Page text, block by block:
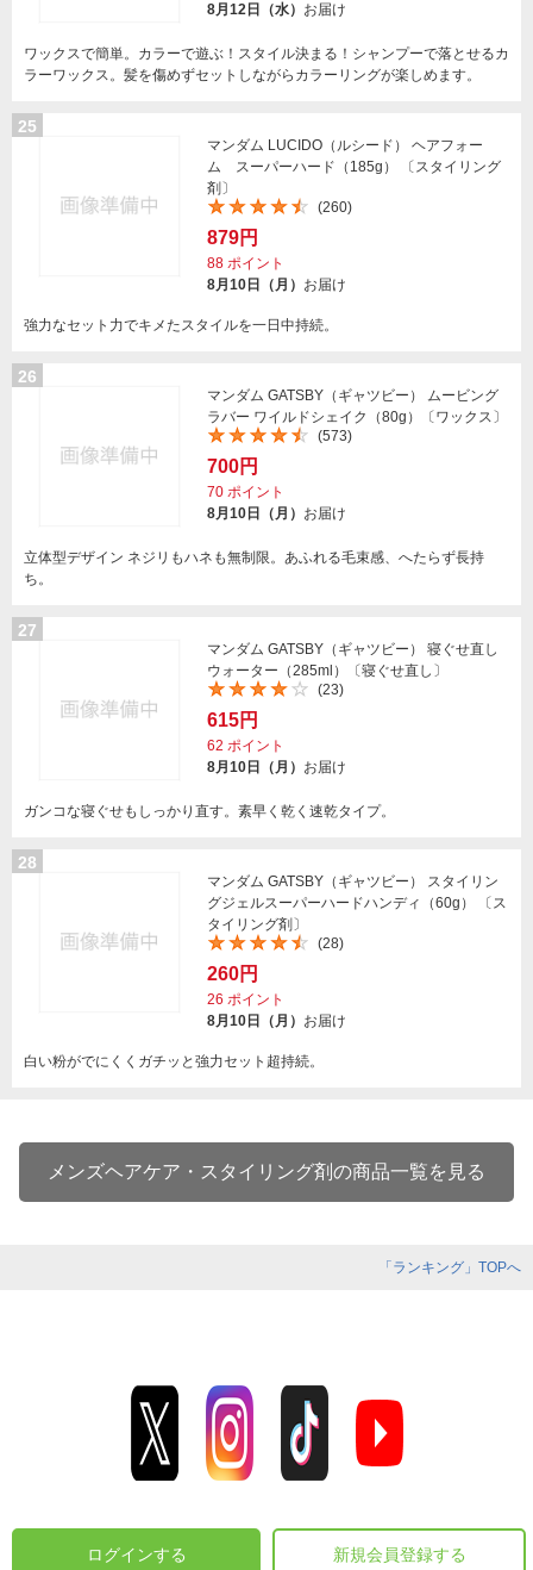
8月12日（水） お届け
ワックスで簡単。カラーで遊ぶ！スタイル決まる！シャンプーで落とせるカ
ラーワックス。髪を傷めずセットしながらカラーリングが楽しめます。
25
マンダム LUCIDO（ルシード） ヘアフォー
ム スーパーハード（185g） 〔スタイリング
剤〕
(260)
879円
88 ポイント
8月10日（月） お届け
強力なセット力でキメたスタイルを一日中持続。
26
マンダム GATSBY（ギャツビー） ムービング
ラバー ワイルドシェイク（80g）〔ワックス〕
(573)
700円
70 ポイント
8月10日（月） お届け
立体型デザイン ネジリもハネも無制限。あふれる毛束感、へたらず長持
ち。
27
マンダム GATSBY（ギャツビー） 寝ぐせ直し
ウォーター（285ml）〔寝ぐせ直し〕
(23)
615円
62 ポイント
8月10日（月） お届け
ガンコな寝ぐせもしっかり直す。素早く乾く速乾タイプ。
28
マンダム GATSBY（ギャツビー） スタイリン
グジェルスーパーハードハンディ（60g） 〔ス
タイリング剤〕
(28)
260円
26 ポイント
8月10日（月） お届け
白い粉がでにくくガチッと強力セット超持続。
メンズヘアケア・スタイリング剤の商品一覧を見る
「ランキング」TOPへ
ログインする 新規会員登録する